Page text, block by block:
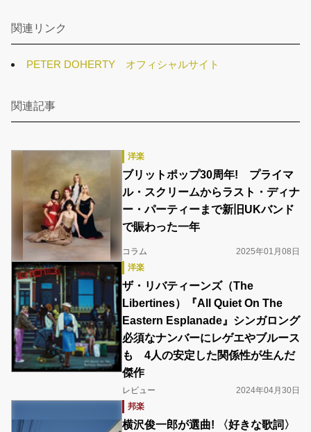
関連リンク
PETER DOHERTY オフィシャルサイト
関連記事
洋楽
ブリットポップ30周年! プライマ
ル・スクリームからラスト・ディナ
ー・パーティーまで新旧UKバンド
で賑わった一年
コラム
2025年01月08日
洋楽
ザ・リバティーンズ（The
Libertines）『All Quiet On The
Eastern Esplanade』シンガロング
必須なナンバーにレゲエやブルース
も 4人の安定した関係性が生んだ
傑作
レビュー
2024年04月30日
邦楽
横沢俊一郎が選曲! 〈好きな歌詞〉